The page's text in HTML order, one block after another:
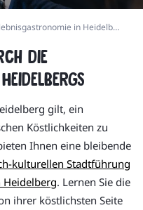
Erlebnisgastronomie in Heidelberg
die
gilt, ein
Köstlichkeiten zu
Ihnen eine bleibende
kulturellen Stadtführung
. Lernen Sie die
ihrer köstlichsten Seite